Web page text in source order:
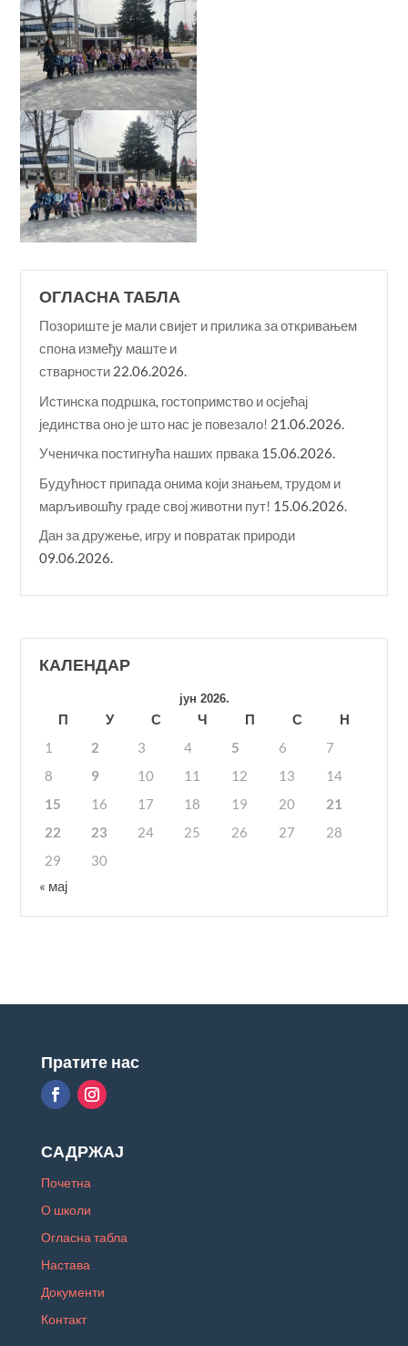
ОГЛАСНА ТАБЛА
Позориште је мали свијет и прилика за откривањем
спона између маште и
стварности 22.06.2026.
Истинска подршка, гостопримство и осјећај
јединства оно је што нас је повезало! 21.06.2026.
Ученичка постигнућа наших првака 15.06.2026.
Будућност припада онима који знањем, трудом и
марљивошћу граде свој животни пут! 15.06.2026.
Дан за дружење, игру и повратак природи
09.06.2026.
КАЛЕНДАР
јун 2026.
П У С Ч П С
Н
1
2 3 4 5 6
7
8
9 10 11 12 13
14
15
16 17 18 19 20
21
22
23 24 25 26 27
28
29
30
« мај
Пратите нас
САДРЖАЈ
Почетна
О школи
Огласна табла
Настава
Документи
Контакт